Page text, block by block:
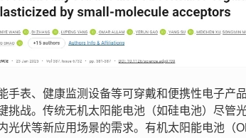
手表、健康监测设备等可穿戴和便携性电子产
挑战。传统无机太阳能电池（如硅电池）尽管
光伏等新应用场景的需求。有机太阳能电池（